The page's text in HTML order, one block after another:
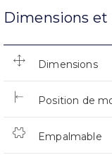
Dimensions
Dimensions
Position de
Empalmable